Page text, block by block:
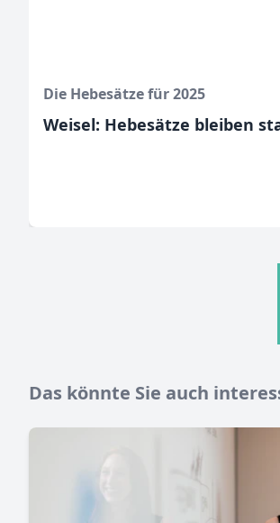
Die Hebesätze für 2025
Weisel: Hebesätze bleiben
Das könnte Sie auch